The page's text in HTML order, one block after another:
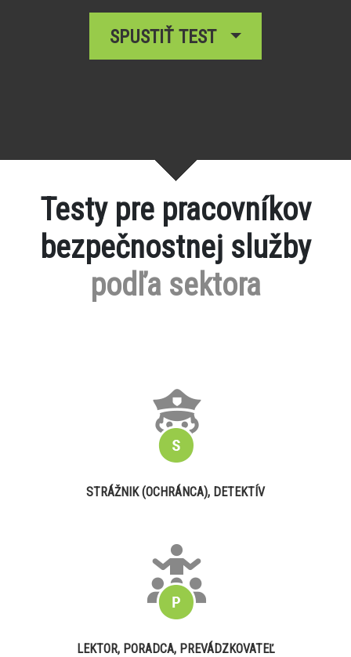
SPUSTIŤ TEST
Testy pre pracovníkov
bezpečnostnej služby
podľa sektora
STRÁŽNIK (OCHRÁNCA), DETEKTÍV
LEKTOR, PORADCA, PREVÁDZKOVATEĽ